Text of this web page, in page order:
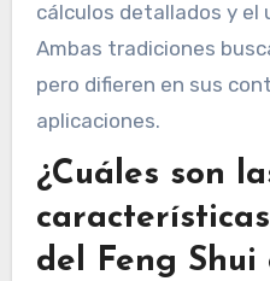
cálculos detallados y el
Ambas tradiciones
pero difieren en sus
aplicaciones.
¿Cuáles son
del Feng Shui